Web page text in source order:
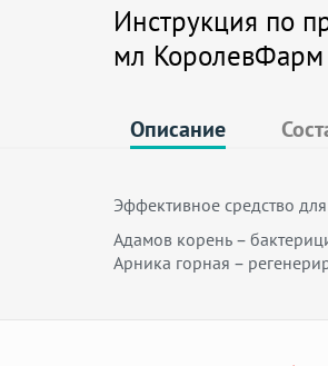
Инструкция по
мл
Описание
Эффективное средство
Адамов корень –
Арника горная –